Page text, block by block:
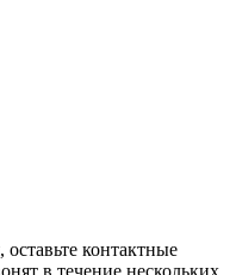
контактные
в течение нескольких